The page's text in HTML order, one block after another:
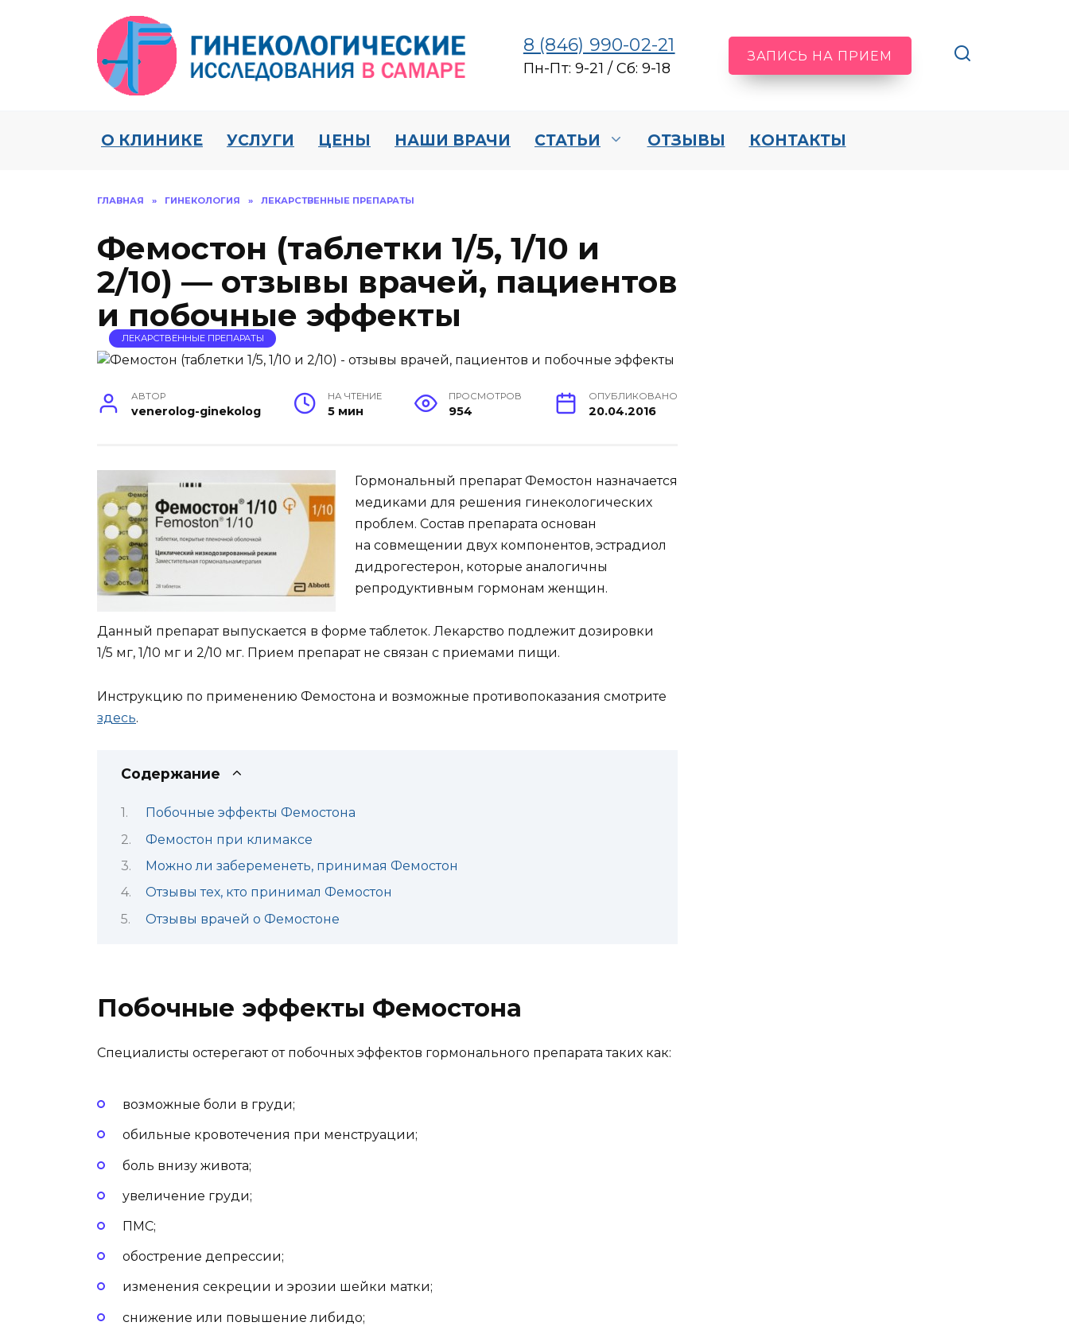
8 (846) 990-02-21
Пн-Пт: 9-21 / Сб: 9-18
ЗАПИСЬ НА ПРИЕМ
О КЛИНИКЕ УСЛУГИ ЦЕНЫ НАШИ ВРАЧИ СТАТЬИ ОТЗЫВЫ КОНТАКТЫ
ГЛАВНАЯ » ГИНЕКОЛОГИЯ » ЛЕКАРСТВЕННЫЕ ПРЕПАРАТЫ
Фемостон (таблетки 1/5, 1/10 и
2/10) — отзывы врачей, пациентов
и побочные эффекты
ЛЕКАРСТВЕННЫЕ ПРЕПАРАТЫ
АВТОР
venerolog-ginekolog
НА ЧТЕНИЕ
5 мин
ПРОСМОТРОВ
954
ОПУБЛИКОВАНО
20.04.2016
Гормональный препарат Фемостон назначается
медиками для решения гинекологических
проблем. Состав препарата основан
на совмещении двух компонентов, эстрадиол
дидрогестерон, которые аналогичны
репродуктивным гормонам женщин.
Данный препарат выпускается в форме таблеток. Лекарство подлежит дозировки
1/5 мг, 1/10 мг и 2/10 мг. Прием препарат не связан с приемами пищи.
Инструкцию по применению Фемостона и возможные противопоказания смотрите
здесь.
Содержание
Побочные эффекты Фемостона
Фемостон при климаксе
Можно ли забеременеть, принимая Фемостон
Отзывы тех, кто принимал Фемостон
Отзывы врачей о Фемостоне
Побочные эффекты Фемостона
Специалисты остерегают от побочных эффектов гормонального препарата таких как:
возможные боли в груди;
обильные кровотечения при менструации;
боль внизу живота;
увеличение груди;
ПМС;
обострение депрессии;
изменения секреции и эрозии шейки матки;
снижение или повышение либидо;